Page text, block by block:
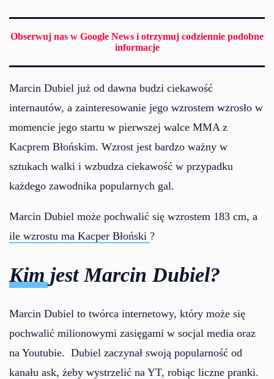
Obserwuj nas w Google News i otrzymuj codziennie podobne
informacje
Marcin Dubiel już od dawna budzi ciekawość
internautów, a zainteresowanie jego wzrostem wzrosło w
momencie jego startu w pierwszej walce MMA z
Kacprem Błońskim. Wzrost jest bardzo ważny w
sztukach walki i wzbudza ciekawość w przypadku
każdego zawodnika popularnych gal.
Marcin Dubiel może pochwalić się wzrostem 183 cm, a
ile wzrostu ma Kacper Błoński ?
Kim jest Marcin Dubiel?
Marcin Dubiel to twórca internetowy, który może się
pochwalić milionowymi zasięgami w socjal media oraz
na Youtubie. Dubiel zaczynał swoją popularność od
kanału ask, żeby wystrzelić na YT, robiąc liczne pranki.